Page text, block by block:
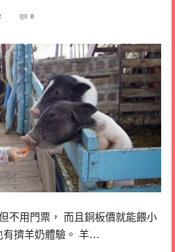
0
不用門票， 而且銅板價就能餵小
有擠羊奶體驗。 羊…